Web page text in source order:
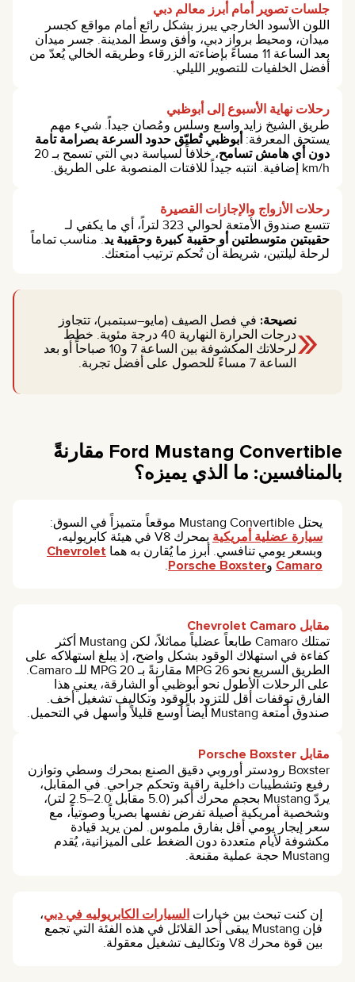
جلسات تصوير أمام أبرز معالم دبي
اللون الأسود الخارجي يبرز بشكل رائع أمام مواقع كجسر
ميدان، ومحيط برواز دبي، وأفق وسط المدينة. جسر ميدان
بعد الساعة 11 مساءً بإضاءته الزرقاء وطريقه الخالي يُعدّ من
أفضل الخلفيات للتصوير الليلي.
رحلات نهاية الأسبوع إلى أبوظبي
طريق الشيخ زايد واسع وسلس ومُصان جيداً. شيء مهم
يستحق المعرفة: أبوظبي تُطبّق حدود السرعة بصرامة تامة
دون أي هامش تسامح
، خلافاً لسياسة دبي التي تسمح بـ 20
km/h إضافية. انتبه جيداً للافتات المنصوبة على الطريق.
رحلات الأزواج والإجازات القصيرة
تتسع صندوق الأمتعة لحوالي 323 لتراً، أي ما يكفي لـ
حقيبتين متوسطتين أو حقيبة كبيرة وحقيبة يد. مناسب تماماً
لرحلة ليلتين، شريطة أن تُحكم ترتيب أمتعتك.
«نصيحة: في فصل الصيف (مايو–سبتمبر)، تتجاوز
درجات الحرارة النهارية 40 درجة مئوية. خطط
لرحلاتك المكشوفة بين الساعة 7 و10 صباحاً أو بعد
الساعة 7 مساءً للحصول على أفضل تجربة.
Ford Mustang Convertible مقارنةً
بالمنافسين: ما الذي يميزه؟
يحتل Mustang Convertible موقعاً متميزاً في السوق:
سيارة عضلية أمريكية
بمحرك V8 في هيئة كابريوليه،
وبسعر يومي تنافسي. أبرز ما يُقارن به هما Chevrolet
Camaro وPorsche Boxster
.
مقابل Chevrolet Camaro
تمتلك Camaro طابعاً عضلياً مماثلاً، لكن Mustang أكثر
كفاءة في استهلاك الوقود بشكل واضح، إذ يبلغ استهلاكه على
الطريق السريع نحو 26 MPG مقارنةً بـ 20 MPG للـ Camaro.
على الرحلات الأطول نحو أبوظبي أو الشارقة، يعني هذا
الفارق توقفات أقل للتزود بالوقود وتكاليف تشغيل أخف.
صندوق أمتعة Mustang أيضاً أوسع قليلاً وأسهل في التحميل.
مقابل Porsche Boxster
Boxster رودستر أوروبي دقيق الصنع بمحرك وسطي وتوازن
رفيع وتشطيبات داخلية راقية وتحكم جراحي. في المقابل،
يردّ Mustang بحجم محرك أكبر (5.0 مقابل 2.0–2.5 لتر)،
وشخصية أمريكية أصيلة تفرض نفسها بصرياً وصوتياً، مع
سعر إيجار يومي أقل بفارق ملموس. لمن يريد قيادة
مكشوفة لأيام متعددة دون الضغط على الميزانية، يُقدم
Mustang حجة عملية مقنعة.
إن كنت تبحث بين خيارات السيارات الكابريوليه في دبي،
فإن Mustang يبقى أحد القلائل في هذه الفئة التي تجمع
بين قوة محرك V8 وتكاليف تشغيل معقولة.